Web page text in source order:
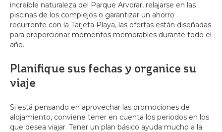
increíble naturaleza del Parque Arvorar, relajarse en las
piscinas de los complejos o garantizar un ahorro
recurrente con la Tarjeta Playa, las ofertas están diseñadas
para proporcionar momentos memorables durante todo el
año.
Planifique sus fechas y organice su
viaje
Si está pensando en aprovechar las promociones de
alojamiento, conviene tener en cuenta los periodos en los
que desea viajar. Tener un plan básico ayuda mucho a la